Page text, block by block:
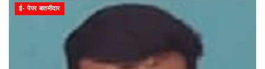
ई- पेपर बातमीदार